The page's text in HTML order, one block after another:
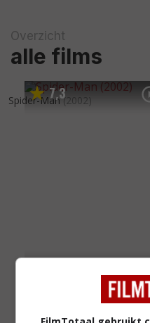
Overzicht
alle films
7,3
Spider-Man (2002)